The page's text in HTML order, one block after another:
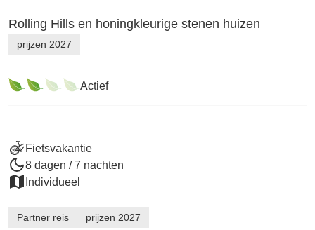
Rolling Hills en honingkleurige stenen huizen
prijzen 2027
Fietsvakantie
8 dagen / 7 nachten
Individueel
Partner reis prijzen 2027
Actief